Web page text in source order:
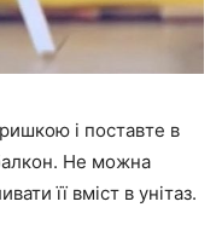
і поставте в
Не можна
її вміст в унітаз.